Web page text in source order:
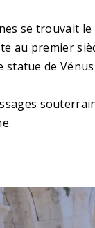
se trouvait
au premier
de